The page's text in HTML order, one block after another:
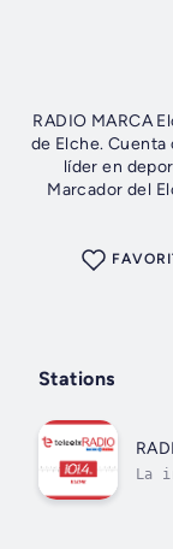
RADIO MARCA
de Elche. Cuenta
líder en
Marcador del
Stations
La